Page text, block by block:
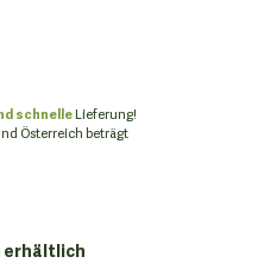
schnelleLieferung!
Österreich beträgt
erhältlich